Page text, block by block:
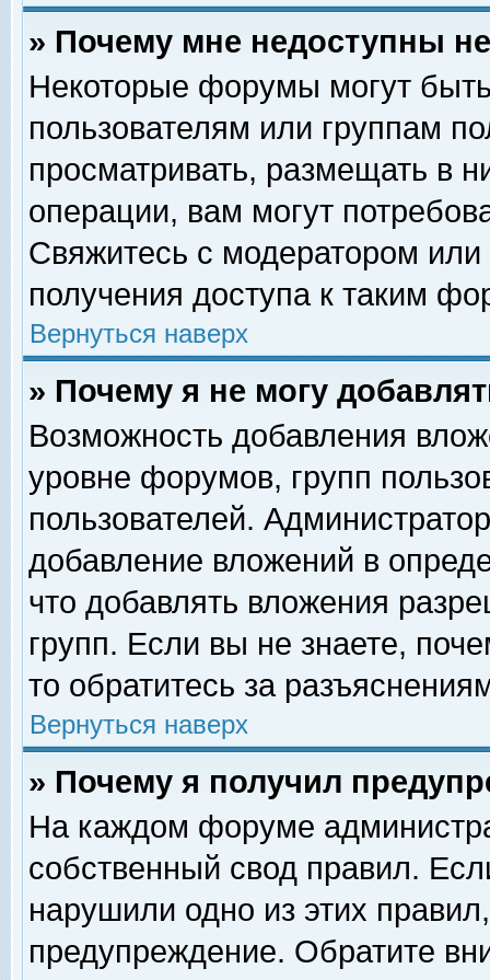
» Почему мне недоступны
Некоторые форумы могут
пользователям или группам
просматривать, размещать в
операции, вам могут
Свяжитесь с модератором
получения доступа к таким
Вернуться наверх
» Почему я не могу
Возможность добавления
уровне форумов, групп
пользователей.
добавление вложений в
что добавлять вложения
групп. Если вы не знаете,
то обратитесь за
Вернуться наверх
» Почему я получил
На каждом форуме
собственный свод правил.
нарушили одно из этих
предупреждение. Обратите